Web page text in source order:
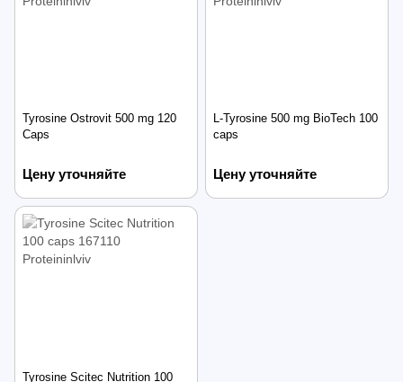
Tyrosine Ostrovit 500 mg 120
Caps
Цену уточняйте
L-Tyrosine 500 mg BioTech 100
caps
Цену уточняйте
Tyrosine Scitec Nutrition 100